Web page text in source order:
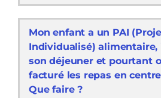
Mon enfant a un PAI
Individualisé) alimentaire,
son déjeuner et pourtant
facturé les repas en
Que faire ?